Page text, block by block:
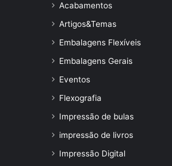
Acabamentos
Artigos&Temas
Embalagens Flexíveis
Embalagens Gerais
Eventos
Flexografia
Impressão de bulas
impressão de livros
Impressão Digital